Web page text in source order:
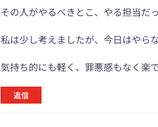
その人がやるべきとこ、やる担当だ
私は少し考えましたが、今日はやら
気持ち的にも軽く、罪悪感もなく楽
返信